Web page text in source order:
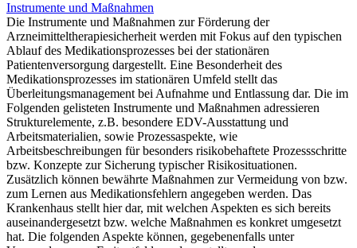
Instrumente und Maßnahmen
Die Instrumente und Maßnahmen zur Förderung der
Arzneimitteltherapiesicherheit werden mit Fokus auf den typischen
Ablauf des Medikationsprozesses bei der stationären
Patientenversorgung dargestellt. Eine Besonderheit des
Medikationsprozesses im stationären Umfeld stellt das
Überleitungsmanagement bei Aufnahme und Entlassung dar. Die im
Folgenden gelisteten Instrumente und Maßnahmen adressieren
Strukturelemente, z.B. besondere EDV-Ausstattung und
Arbeitsmaterialien, sowie Prozessaspekte, wie
Arbeitsbeschreibungen für besonders risikobehaftete Prozessschritte
bzw. Konzepte zur Sicherung typischer Risikosituationen.
Zusätzlich können bewährte Maßnahmen zur Vermeidung von bzw.
zum Lernen aus Medikationsfehlern angegeben werden. Das
Krankenhaus stellt hier dar, mit welchen Aspekten es sich bereits
auseinandergesetzt bzw. welche Maßnahmen es konkret umgesetzt
hat. Die folgenden Aspekte können, gegebenenfalls unter